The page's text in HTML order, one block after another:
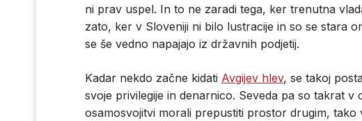
ni prav uspel. In to ne zaradi tega, ker trenutna
zato, ker v Sloveniji ni bilo lustracije in so se stara
se še vedno napajajo iz državnih podjetij.
Kadar nekdo začne kidati Avgijev hlev, se takoj
svoje privilegije in denarnico. Seveda pa so takrat v
osamosvojitvi morali prepustiti prostor drugim,